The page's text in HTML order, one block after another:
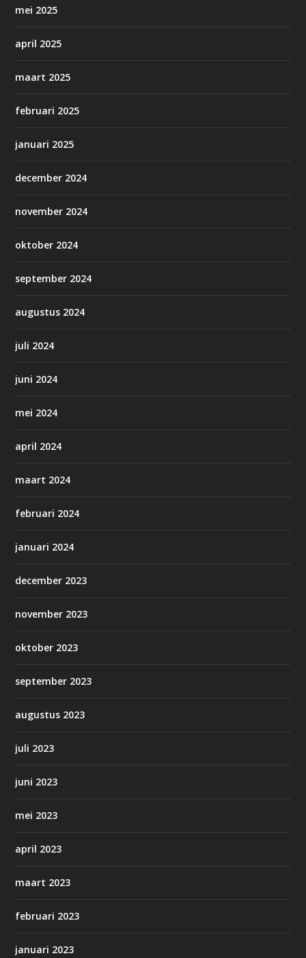
mei 2025
april 2025
maart 2025
februari 2025
januari 2025
december 2024
november 2024
oktober 2024
september 2024
augustus 2024
juli 2024
juni 2024
mei 2024
april 2024
maart 2024
februari 2024
januari 2024
december 2023
november 2023
oktober 2023
september 2023
augustus 2023
juli 2023
juni 2023
mei 2023
april 2023
maart 2023
februari 2023
januari 2023